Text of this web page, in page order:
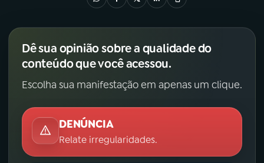
Dê sua opinião sobre a qualidade do
conteúdo que você acessou.
Escolha sua manifestação em apenas um clique.
DENÚNCIA
Relate irregularidades.